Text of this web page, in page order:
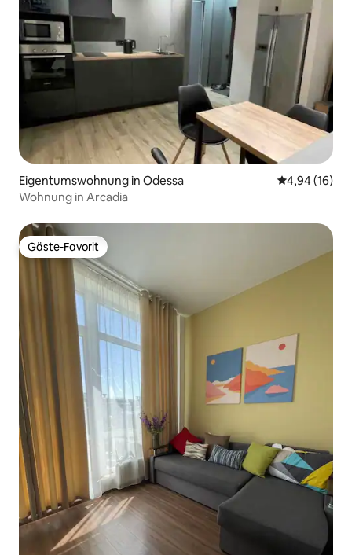
Eigentumswohnung in Odessa
4,94 (16)
Wohnung in Arcadia
Gäste-Favorit
Gäste-Favorit